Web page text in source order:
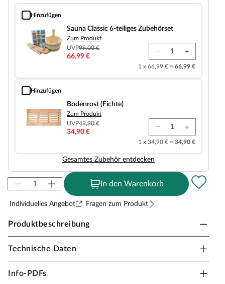
Hinzufügen
Sauna Classic 6-teiliges Zubehörset
Sauna Classic 6-teiliges Zubehörset
Zum Produkt
UVP99,00 €
66,99 €
1 x 66,99 € = 66,99 €
Hinzufügen
Bodenrost (Fichte)
Bodenrost (Fichte)
Zum Produkt
UVP49,90 €
34,90 €
1 x 34,90 € = 34,90 €
Gesamtes Zubehör entdecken
In den Warenkorb
Individuelles Angebot Fragen zum Produkt
Produktbeschreibung
Sicherheitshinweise
Saunafässer, Kotas, Infrarotkabinen, Saunaöfen etc.)
Technische Daten
Info-PDFs